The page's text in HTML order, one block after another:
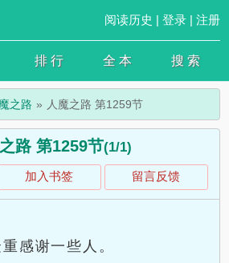
阅读历史 | 登录| 注册
排 行 全 本 搜 索
之路 人魔之路 第1259节
路 第1259节(1/1)
加入书签 留言反馈
感谢一些人。